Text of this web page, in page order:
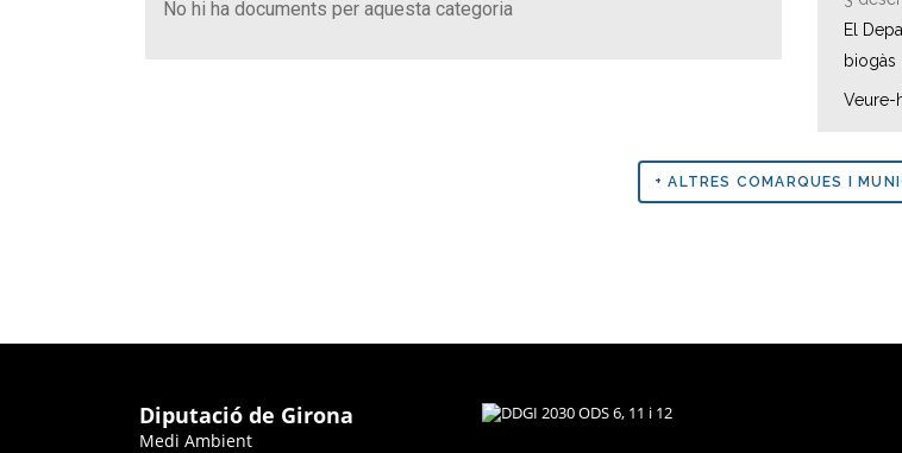
No hi ha documents per aquesta categoria
El
biogàs
Veure-
+ ALTRES COMARQUES I
Diputació de Girona
Medi Ambient